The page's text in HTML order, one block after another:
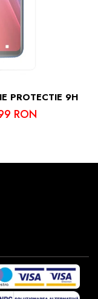
PROTECTIE 9H
RON